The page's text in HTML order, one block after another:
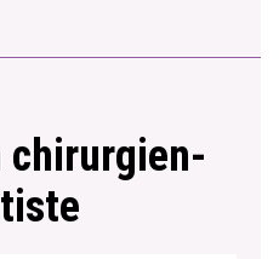
chirurgien-